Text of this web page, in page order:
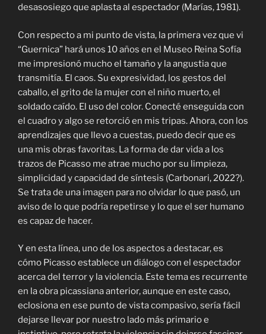
desasosiego que aplasta al espectador (Marías, 1981).
Con respecto a mi punto de vista, la primera vez que vi
“Guernica” hará unos 10 años en el Museo Reina Sofía
me impresionó mucho el tamaño y la angustia que
transmitía. El caos. Su expresividad, los gestos del
caballo, el grito de la mujer con el niño muerto, el
soldado caído. El uso del color. Conecté enseguida con
el cuadro y algo se retorció en mis tripas. Ahora, con los
aprendizajes que llevo a cuestas, puedo decir que es
una mis obras favoritas. La forma de dar vida a los
trazos de Picasso me atrae mucho por su limpieza,
simplicidad y capacidad de síntesis (Carbonari, 2022?).
Se trata de una imagen para no olvidar lo que pasó, un
aviso de lo que podría repetirse y lo que el ser humano
es capaz de hacer.
Y en esta línea, uno de los aspectos a destacar, es
cómo Picasso establece un diálogo con el espectador
acerca del terror y la violencia. Este tema es recurrente
en la obra picassiana anterior, aunque en este caso,
eclosiona en ese punto de vista compasivo, sería fácil
dejarse llevar por nuestro lado más primario e